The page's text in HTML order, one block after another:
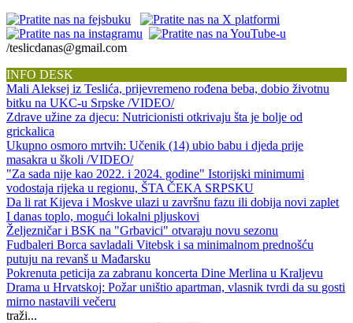
/teslicdanas@gmail.com
INFO DESK
Mali Aleksej iz Teslića, prijevremeno rođena beba, dobio životnu
bitku na UKC-u Srpske /VIDEO/
Zdrave užine za djecu: Nutricionisti otkrivaju šta je bolje od
grickalica
Ukupno osmoro mrtvih: Učenik (14) ubio babu i djeda prije
masakra u školi /VIDEO/
"Za sada nije kao 2022. i 2024. godine" Istorijski minimumi
vodostaja rijeka u regionu, ŠTA ČEKA SRPSKU
Da li rat Kijeva i Moskve ulazi u završnu fazu ili dobija novi zaplet
I danas toplo, mogući lokalni pljuskovi
Željezničar i BSK na "Grbavici" otvaraju novu sezonu
Fudbaleri Borca savladali Vitebsk i sa minimalnom prednošću
putuju na revanš u Mađarsku
Pokrenuta peticija za zabranu koncerta Dine Merlina u Kraljevu
Drama u Hrvatskoj: Požar uništio apartman, vlasnik tvrdi da su gosti
mirno nastavili večeru
traži...